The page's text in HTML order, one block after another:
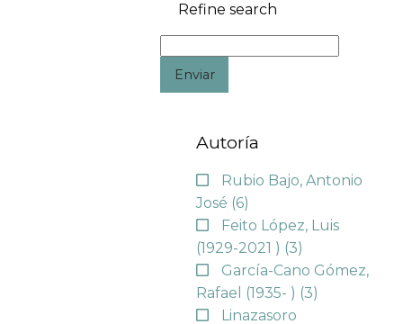
Refine search
Enviar
Autoría
Rubio Bajo, Antonio
José (6)
Feito López, Luis
(1929-2021 ) (3)
García-Cano Gómez,
Rafael (1935- ) (3)
Linazasoro